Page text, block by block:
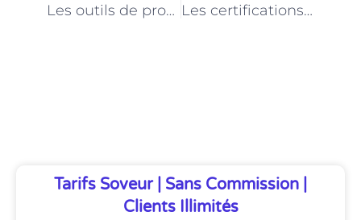
Les outils de productivité indispensables pour un secrétaire à domicile à Paris Les certifications professionnelles recommandées pour les secrétaires à domicile à Paris
Tarifs Soveur | Sans Commission |
Clients Illimités